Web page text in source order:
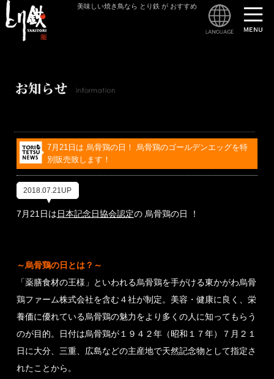
美味しい焼き鳥なら とり鉄 が おすすめ
7月21日は 烏骨鶏の日！ 烏骨鶏のゴールデンエッグを特
別販売致します！
2018.07.21UP
7月21日は日本記念日協会認定の 烏骨鶏の日 ！
～烏骨鶏の日とは？～
「薬膳食材の王様」といわれる烏骨鶏を手がける東かがわ烏骨
鶏ファーム株式会社を含む４社が制定。美容・健康に良く、栄
養価に優れている烏骨鶏の魅力をより多くの人に知ってもらう
のが目的。日付は烏骨鶏が１９４２年（昭和１７年）７月２１
日に大分、三重、広島などの主産地で天然記念物として指定さ
れたことから。